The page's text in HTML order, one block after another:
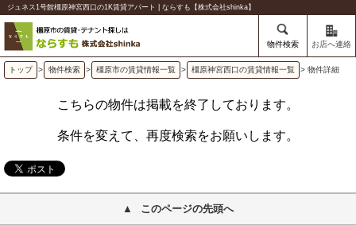
ジュネス1号館橿原神宮西口の1K賃貸アパート | ならすも【株式会社shinka】
物件検索 お店へ連絡
トップ > 物件検索 > 橿原市の賃貸情報一覧 > 橿原神宮西口の賃貸情報一覧 > 物件詳細
こちらの物件は掲載を終了しております。
条件を変えて、再度検索をお願いします。
このページの先頭へ